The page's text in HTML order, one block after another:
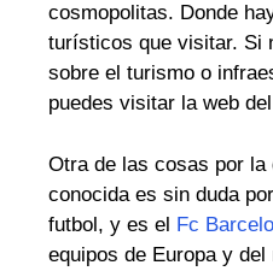
cosmopolitas. Donde
turísticos que visitar. Si
sobre el turismo o
puedes visitar la web del
Otra de las cosas por
conocida es sin duda
futbol, y es el Fc
equipos de Europa y del